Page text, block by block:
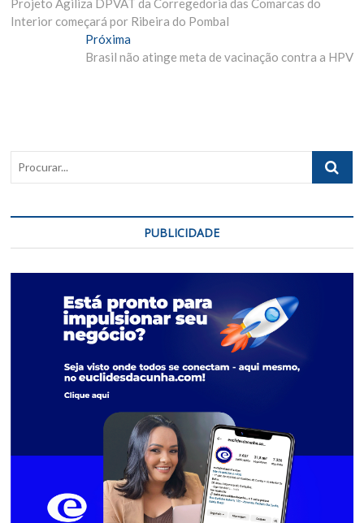
de
Projeto Agiliza DPVAT da Corregedoria das Comarcas do
Interior começará por Ribeira do Pombal
PróximaPróxima
Materia:
Brasil não atinge meta de vacinação contra a HPV
PUBLICIDADE